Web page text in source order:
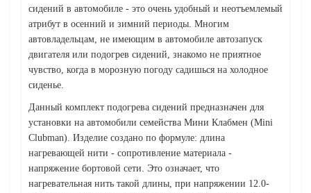
сидений в автомобиле - это очень удобный и неотъемлемый
атрибут в осенний и зимний периоды. Многим
автовладельцам, не имеющим в автомобиле автозапуск
двигателя или подогрев сидений, знакомо не приятное
чувство, когда в морозную погоду садишься на холодное
сиденье.
Данный комплект подогрева сидений предназначен для
установки на автомобили семейства Мини Клабмен (Mini
Clubman). Изделие создано по формуле: длина
нагревающей нити - сопротивление материала -
напряжение бортовой сети. Это означает, что
нагревательная нить такой длины, при напряжении 12.0-